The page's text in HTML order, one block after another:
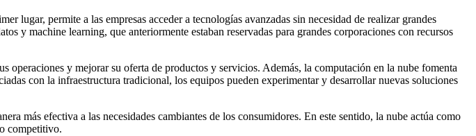
permite a las empresas acceder a tecnologías avanzadas sin necesidad de realizar grandes
y machine learning, que anteriormente estaban reservadas para grandes corporaciones con recursos
operaciones y mejorar su oferta de productos y servicios. Además, la computación en la nube fomenta
con la infraestructura tradicional, los equipos pueden experimentar y desarrollar nuevas soluciones
más efectiva a las necesidades cambiantes de los consumidores. En este sentido, la nube actúa como
competitivo.